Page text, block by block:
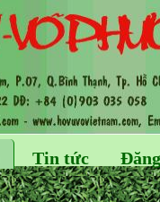
Tin tức